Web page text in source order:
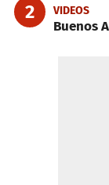
2 VIDEOS
Buenos